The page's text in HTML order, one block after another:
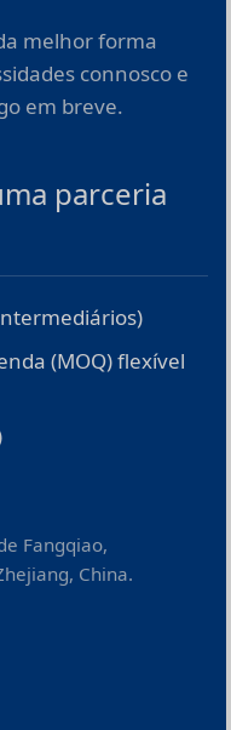
melhor forma
connosco e
em breve.
parceria
(MOQ) flexível
Fangqiao,
China.